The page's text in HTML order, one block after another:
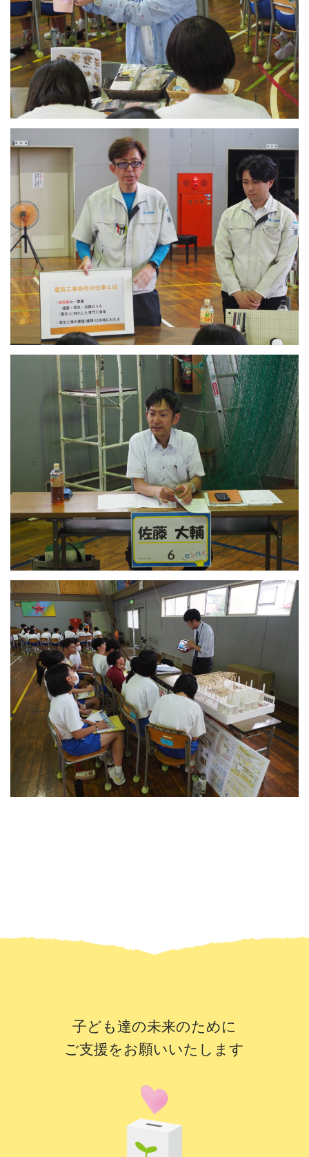
子ども達の未来のために
ご支援をお願いいたします